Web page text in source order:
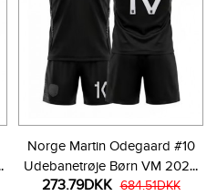
Norge Martin Odegaard #10
Udebanetrøje Børn VM 2026
Kortærmet (+ Korte bukser)
273.79DKK 684.51DKK